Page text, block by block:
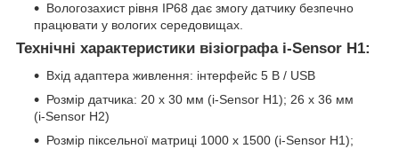
Вологозахист рівня IP68 дає змогу датчику безпечно
працювати у вологих середовищах.
Технічні характеристики візіографа i-Sensor H1:
Вхід адаптера живлення: інтерфейс 5 В / USB
Розмір датчика: 20 х 30 мм (i-Sensor H1); 26 х 36 мм
(i-Sensor H2)
Розмір піксельної матриці 1000 х 1500 (i-Sensor H1);